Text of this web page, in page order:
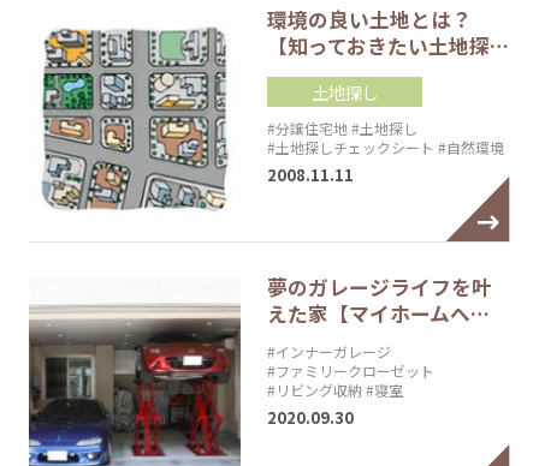
環境の良い土地とは？
【知っておきたい土地探…
土地探し
#分譲住宅地#土地探し
#土地探しチェックシート #自然環境
2008.11.11
夢のガレージライフを叶
えた家【マイホームへ…
#インナーガレージ
#ファミリークローゼット
#リビング収納 #寝室
2020.09.30